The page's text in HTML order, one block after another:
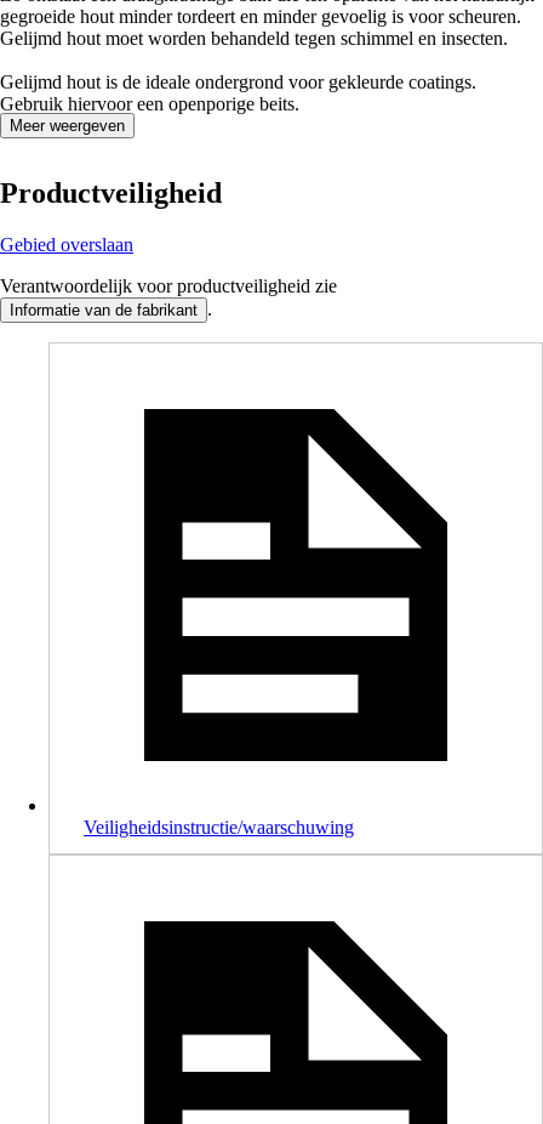
gegroeide hout minder tordeert en minder gevoelig is voor scheuren.
Gelijmd hout moet worden behandeld tegen schimmel en insecten.
Gelijmd hout is de ideale ondergrond voor gekleurde coatings.
Gebruik hiervoor een openporige beits.
Meer weergeven
Productveiligheid
Gebied overslaan
Verantwoordelijk voor productveiligheid zie
Informatie van de fabrikant .
Veiligheidsinstructie/waarschuwing